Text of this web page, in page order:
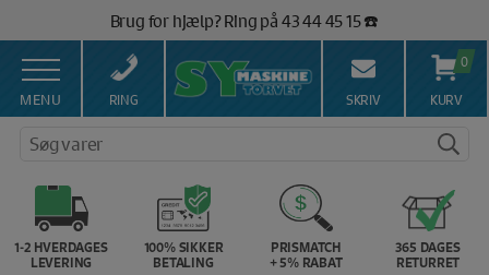
indholdet
Vi matcher alle danske priser 💰
MENU RING SKRIV
0
KURV
Søg varer
1-2 HVERDAGES
LEVERING
100% SIKKER
BETALING
PRISMATCH
+ 5% RABAT
365 DAGES
RETURRET